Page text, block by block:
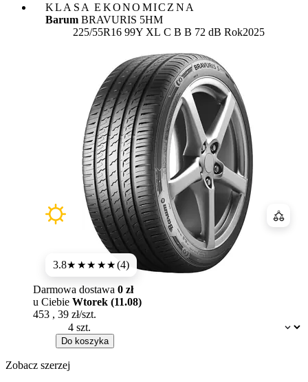
KLASA EKONOMICZNA
Barum BRAVURIS 5HM
225/55R16 99Y XL Etykieta:
C B B 72 dB Rok2025
3.8★★★★★(4)
Dostępność:
Darmowa dostawa 0 zł
u Ciebie Wtorek (11.08)
453 , 39 zł/szt.
Do koszyka
Zobacz szerzej